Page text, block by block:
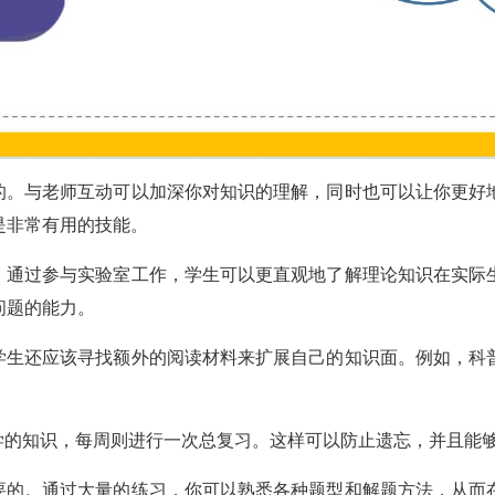
与老师互动可以加深你对知识的理解，同时也可以让你更
常有用的技能。
过参与实验室工作，学生可以更直观地了解理论知识在实
的能力。
还应该寻找额外的阅读材料来扩展自己的知识面。例如，
知识，每周则进行一次总复习。这样可以防止遗忘，并且能
。通过大量的练习，你可以熟悉各种题型和解题方法，从